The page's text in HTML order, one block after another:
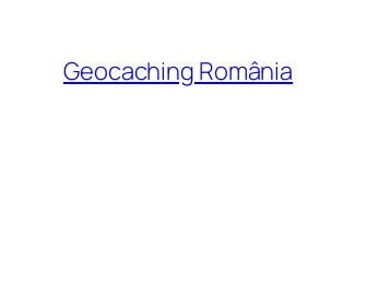
content
Geocaching România